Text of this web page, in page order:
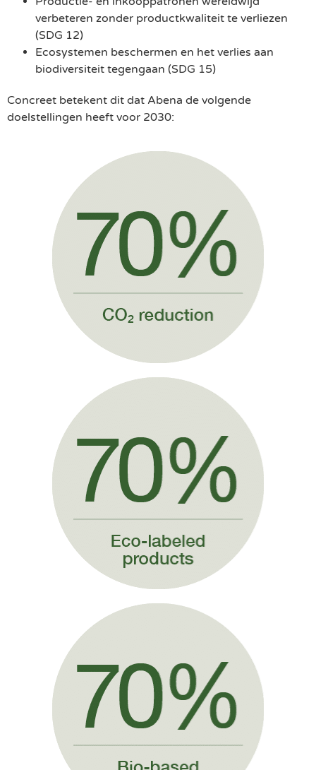
verbeteren zonder productkwaliteit te verliezen
(SDG 12)
Ecosystemen beschermen en het verlies aan
biodiversiteit tegengaan (SDG 15)
Concreet betekent dit dat Abena de volgende
doelstellingen heeft voor 2030: